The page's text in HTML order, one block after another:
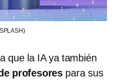
que la IA ya también
profesores para sus